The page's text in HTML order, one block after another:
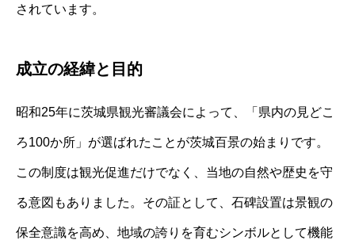
されています。
成立の経緯と目的
昭和25年に茨城県観光審議会によって、「県内の見どこ
ろ100か所」が選ばれたことが茨城百景の始まりです。
この制度は観光促進だけでなく、当地の自然や歴史を守
る意図もありました。その証として、石碑設置は景観の
保全意識を高め、地域の誇りを育むシンボルとして機能